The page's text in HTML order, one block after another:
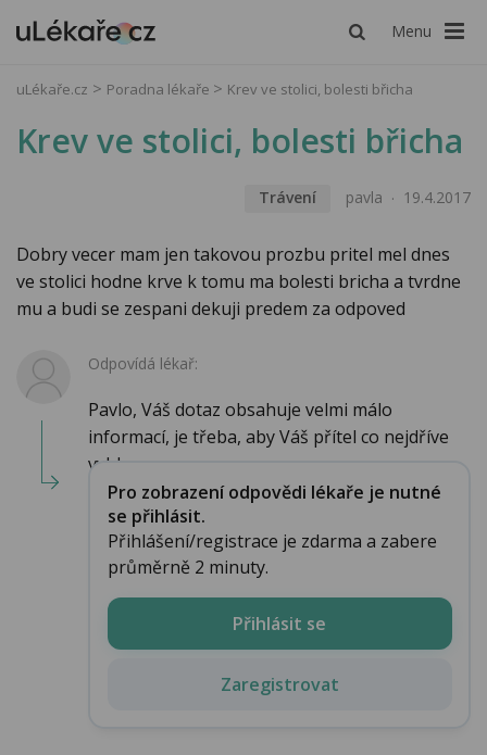
Menu
uLékaře.cz Poradna lékaře Krev ve stolici, bolesti břicha
Krev ve stolici, bolesti břicha
Trávení pavla 19.4.2017
Dobry vecer mam jen takovou prozbu pritel mel dnes
ve stolici hodne krve k tomu ma bolesti bricha a tvrdne
mu a budi se zespani dekuji predem za odpoved
Odpovídá lékař:
Pavlo, Váš dotaz obsahuje velmi málo
informací, je třeba, aby Váš přítel co nejdříve
vyhl...
Pro zobrazení odpovědi lékaře je nutné
se přihlásit.
Přihlášení/registrace je zdarma a zabere
průměrně 2 minuty.
Přihlásit se
Zaregistrovat